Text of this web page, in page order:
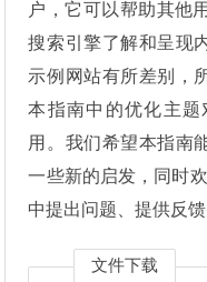
户，它可以帮助其他
搜索引擎了解和呈现
示例网站有所差别，
本指南中的优化主
用。我们希望本指南
一些新的启发，同时
中提出问题、提供反
文件下载